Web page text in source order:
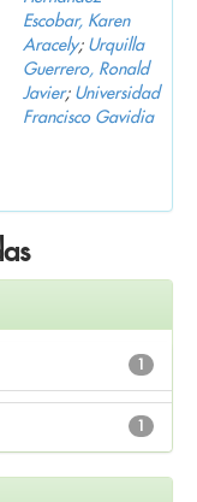
Escobar, Karen
Aracely; Urquilla
Guerrero, Ronald
Javier; Universidad
Francisco Gavidia
1
1